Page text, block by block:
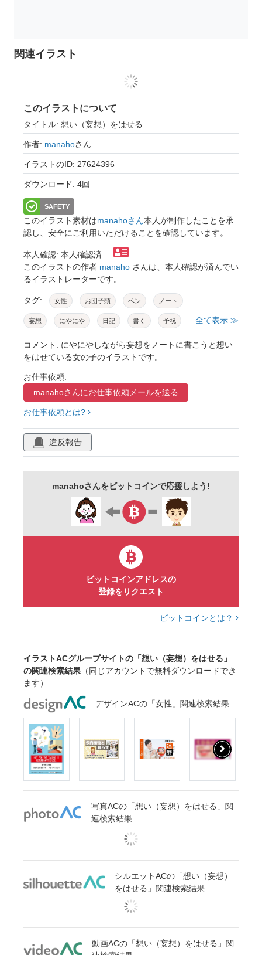
関連イラスト
このイラストについて
タイトル: 想い（妄想）をはせる
作者: manahoさん
イラストのID: 27624396
ダウンロード: 4回
SAFETY
このイラスト素材はmanahoさん本人が制作したことを承
認し、安全にご利用いただけることを確認しています。
本人確認: 本人確認済
このイラストの作者 manaho さんは、本人確認が済んでい
るイラストレーターです。
タグ: 女性 お団子頭 ペン ノート
妄想 にやにや 日記 書く 予祝
目標 ネタ 書き記す
全て表示 ≫
コメント: にやにやしながら妄想をノートに書こうと想い
をはせている女の子のイラストです。
お仕事依頼:
manahoさんにお仕事依頼メールを送る
お仕事依頼とは?
違反報告
manahoさんをビットコインで応援しよう!
ビットコインアドレスの
登録をリクエスト
ビットコインとは？
イラストACグループサイトの「想い（妄想）をはせる」
の関連検索結果 （同じアカウントで無料ダウンロードでき
ます）
デザインACの「女性」関連検索結果
写真ACの「想い（妄想）をはせる」関
連検索結果
シルエットACの「想い（妄想）
をはせる」関連検索結果
動画ACの「想い（妄想）をはせる」関